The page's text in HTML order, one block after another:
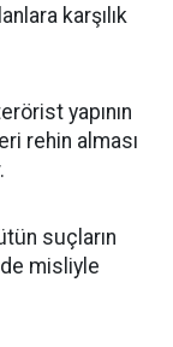
karşılık
yapının
rehin alması
suçların
misliyle